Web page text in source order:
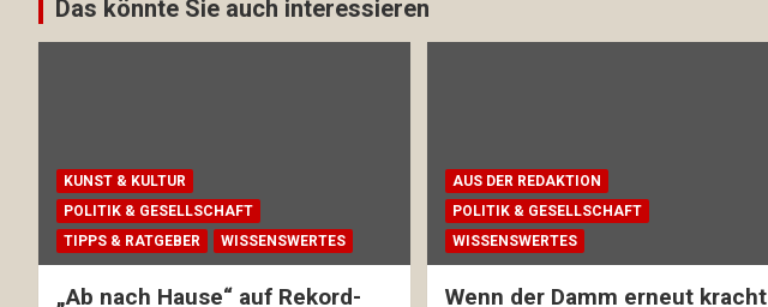
Das könnte Sie auch interessieren
KUNST & KULTUR
POLITIK & GESELLSCHAFT
TIPPS & RATGEBER
WISSENSWERTES
„Ab nach Hause“ auf Rekord-
AUS DER REDAKTION
POLITIK & GESELLSCHAFT
WISSENSWERTES
Wenn der Damm erneut kracht